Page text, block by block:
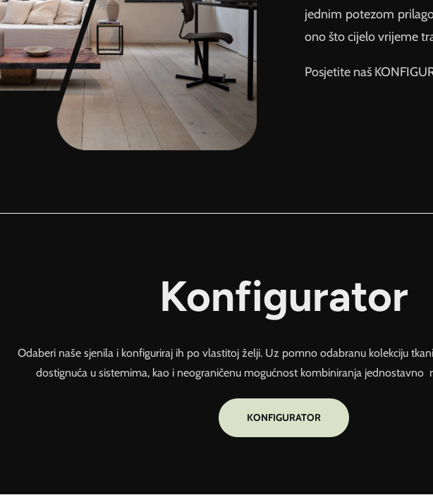
jednim potezom
ono što cijelo vrijeme
Posjetite naš
Konfigurator
Odaberi naše sjenila i konfiguriraj ih po vlastitoj želji. Uz pomno odabranu kolekciju
dostignuća u sistemima, kao i neograničenu mogućnost kombiniranja jednostavno
KONFIGURATOR